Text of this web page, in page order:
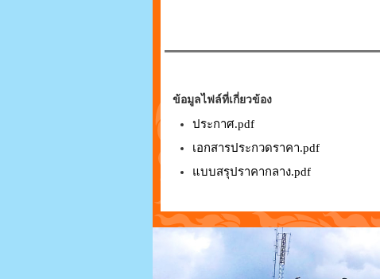
ข้อมูลไฟล์ที่เกี่ยวข้อง
ประกาศ.pdf
เอกสารประกวดราคา.pdf
แบบสรุปราคากลาง.pdf